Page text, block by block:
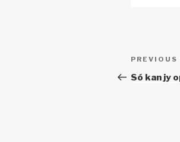
Post
Previous
Post
PREVIOUS
Só kan jy